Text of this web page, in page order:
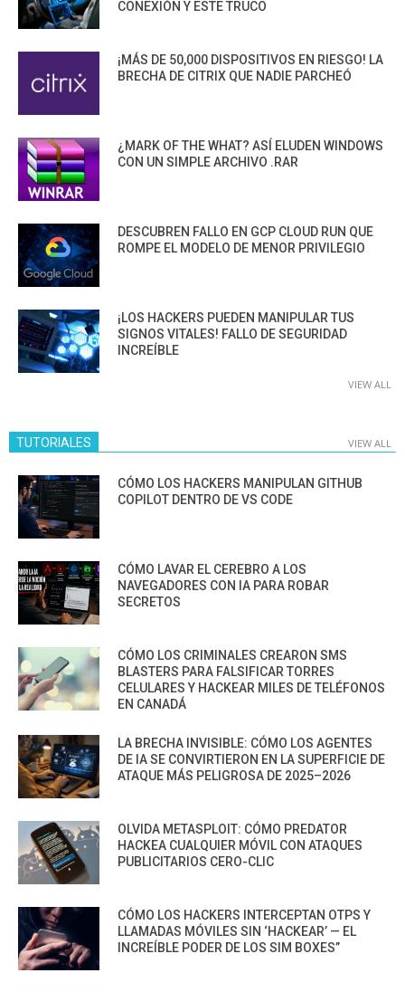
CONEXIÓN Y ESTE TRUCO
¡MÁS DE 50,000 DISPOSITIVOS EN RIESGO! LA
BRECHA DE CITRIX QUE NADIE PARCHEÓ
¿MARK OF THE WHAT? ASÍ ELUDEN WINDOWS
CON UN SIMPLE ARCHIVO .RAR
DESCUBREN FALLO EN GCP CLOUD RUN QUE
ROMPE EL MODELO DE MENOR PRIVILEGIO
¡LOS HACKERS PUEDEN MANIPULAR TUS
SIGNOS VITALES! FALLO DE SEGURIDAD
INCREÍBLE
VIEW ALL
TUTORIALES VIEW ALL
CÓMO LOS HACKERS MANIPULAN GITHUB
COPILOT DENTRO DE VS CODE
CÓMO LAVAR EL CEREBRO A LOS
NAVEGADORES CON IA PARA ROBAR
SECRETOS
CÓMO LOS CRIMINALES CREARON SMS
BLASTERS PARA FALSIFICAR TORRES
CELULARES Y HACKEAR MILES DE TELÉFONOS
EN CANADÁ
LA BRECHA INVISIBLE: CÓMO LOS AGENTES
DE IA SE CONVIRTIERON EN LA SUPERFICIE DE
ATAQUE MÁS PELIGROSA DE 2025–2026
OLVIDA METASPLOIT: CÓMO PREDATOR
HACKEA CUALQUIER MÓVIL CON ATAQUES
PUBLICITARIOS CERO-CLIC
CÓMO LOS HACKERS INTERCEPTAN OTPS Y
LLAMADAS MÓVILES SIN ‘HACKEAR’ — EL
INCREÍBLE PODER DE LOS SIM BOXES”